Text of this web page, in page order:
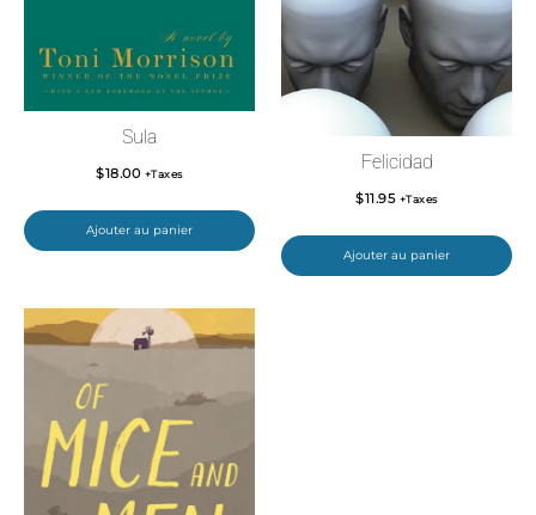
Sula
$18.00 +Taxes
Ajouter au panier
Felicidad
$11.95 +Taxes
Ajouter au panier